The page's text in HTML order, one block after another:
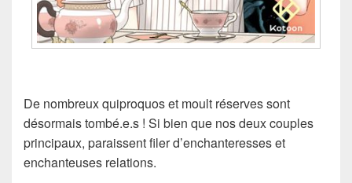
De nombreux quiproquos et moult réserves sont
désormais tombé.e.s ! Si bien que nos deux couples
principaux, paraissent filer d’enchanteresses et
enchanteuses relations.